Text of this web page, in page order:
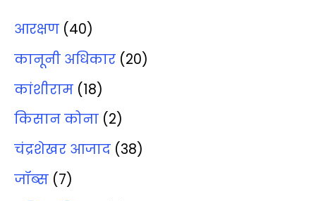
आरक्षण (40)
कानूनी अधिकार (20)
कांशीराम (18)
किसान कोना (2)
चंद्रशेखर आजाद (38)
जॉब्‍स (7)